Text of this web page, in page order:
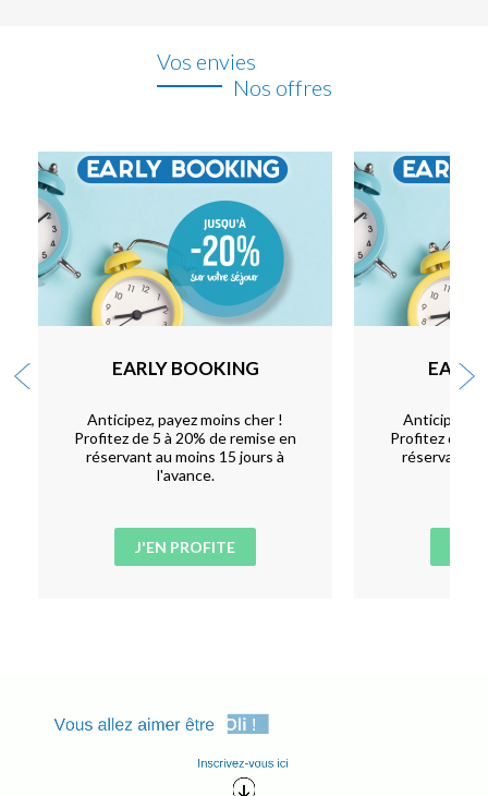
Vos envies
Nos offres
EARLY BOOKING
Anticipez, payez moins cher !
Profitez de 5 à 20% de remise en
réservant au moins 15 jours à
l'avance.
J'EN PROFITE
Anticipez,
Profitez de 5
réservant